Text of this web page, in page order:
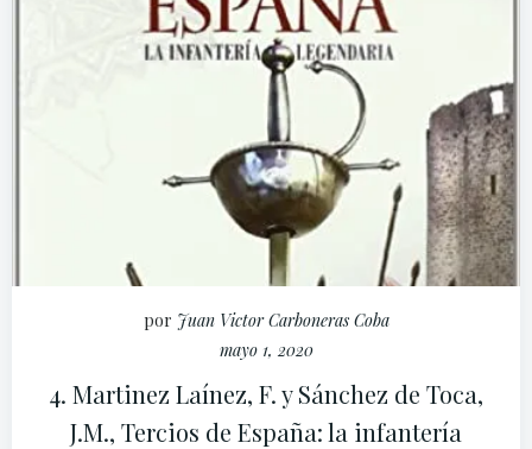
por Juan Victor Carboneras Coba
mayo 1, 2020
4. Martinez Laínez, F. y Sánchez de Toca,
J.M., Tercios de España: la infantería